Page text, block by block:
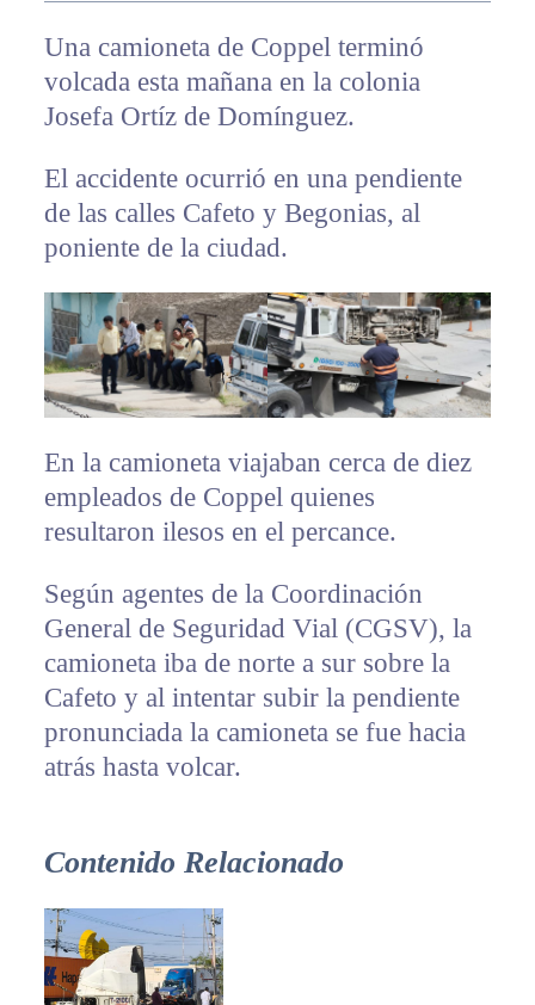
Una camioneta de Coppel terminó
volcada esta mañana en la colonia
Josefa Ortíz de Domínguez.
El accidente ocurrió en una pendiente
de las calles Cafeto y Begonias, al
poniente de la ciudad.
En la camioneta viajaban cerca de diez
empleados de Coppel quienes
resultaron ilesos en el percance.
Según agentes de la Coordinación
General de Seguridad Vial (CGSV), la
camioneta iba de norte a sur sobre la
Cafeto y al intentar subir la pendiente
pronunciada la camioneta se fue hacia
atrás hasta volcar.
Contenido Relacionado